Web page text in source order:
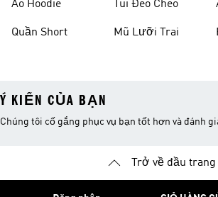
Áo Hoodie
Quần Short
Túi Đeo Chéo
Mũ Lưỡi Trai
Ý KIẾN CỦA BẠN
Chúng tôi cố gắng phục vụ bạn tốt hơn và đánh
Trở về đầu trang